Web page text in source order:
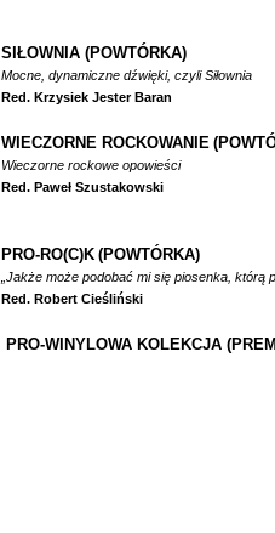
SIŁOWNIA (POWTÓRKA)
Mocne, dynamiczne dźwięki, czyli Siłownia
Red. Krzysiek Jester Baran
WIECZORNE ROCKOWANIE
Wieczorne rockowe opowieści
Red. Paweł Szustakowski
PRO-RO(C)K (POWTÓRKA)
„Jakże może podobać mi się piosenka, którą
Red. Robert Cieśliński
PRO-WINYLOWA KOLEKCJA